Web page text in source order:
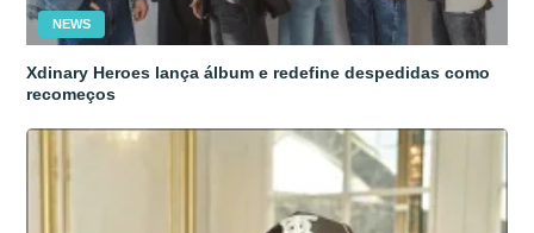
NEWS
Xdinary Heroes lança álbum e redefine despedidas como
recomeços